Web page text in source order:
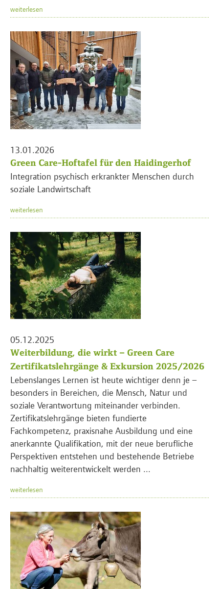
weiterlesen
13.01.2026
Green Care-Hoftafel für den Haidingerhof
Integration psychisch erkrankter Menschen durch
soziale Landwirtschaft
weiterlesen
05.12.2025
Weiterbildung, die wirkt – Green Care
Zertifikatslehrgänge & Exkursion 2025/2026
Lebenslanges Lernen ist heute wichtiger denn je –
besonders in Bereichen, die Mensch, Natur und
soziale Verantwortung miteinander verbinden.
Zertifikatslehrgänge bieten fundierte
Fachkompetenz, praxisnahe Ausbildung und eine
anerkannte Qualifikation, mit der neue berufliche
Perspektiven entstehen und bestehende Betriebe
nachhaltig weiterentwickelt werden ...
weiterlesen